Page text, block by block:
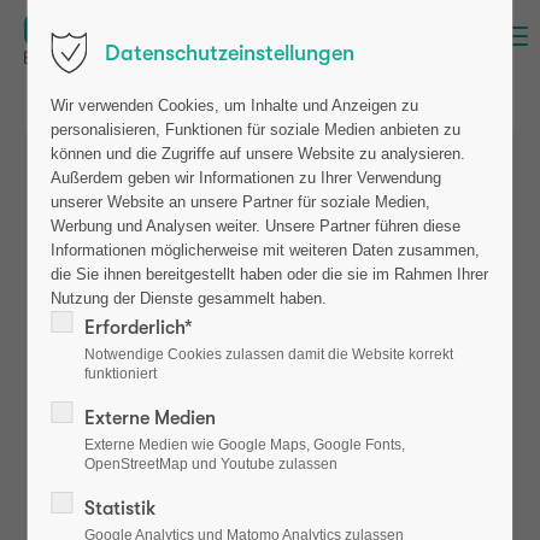
Bestätigung Ihrer Kontaktanfrage
Wir freuen uns über Ihr Interesse und bestätigen hiermit den
Unser Team wird Ihre Anfrage sorgfältig prüfen und sich in
besprechen und Ihre Fragen zu beantworten.
Bei dringenden Angelegenheiten können Sie uns auch
Datenschutzeinstellungen
Wir verwenden Cookies, um Inhalte und Anzeigen zu
personalisieren, Funktionen für soziale Medien anbieten zu
können und die Zugriffe auf unsere Website zu analysieren.
Außerdem geben wir Informationen zu Ihrer Verwendung
unserer Website an unsere Partner für soziale Medien,
Werbung und Analysen weiter. Unsere Partner führen diese
Informationen möglicherweise mit weiteren Daten zusammen,
die Sie ihnen bereitgestellt haben oder die sie im Rahmen Ihrer
Nutzung der Dienste gesammelt haben.
Erforderlich*
Notwendige Cookies zulassen damit die Website korrekt
funktioniert
Externe Medien
Externe Medien wie Google Maps, Google Fonts,
OpenStreetMap und Youtube zulassen
Statistik
Google Analytics und Matomo Analytics zulassen